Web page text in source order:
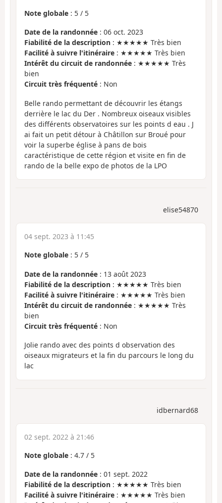
Note globale : 5 / 5
Date de la randonnée : 06 oct. 2023
Fiabilité de la description : ★★★★★ Très bien
Facilité à suivre l'itinéraire : ★★★★★ Très bien
Intérêt du circuit de randonnée : ★★★★★ Très
bien
Circuit très fréquenté : Non
Belle rando permettant de découvrir les étangs
derrière le lac du Der . Nombreux oiseaux visibles
des différents observatoires sur les points d eau . J
ai fait un petit détour à Châtillon sur Broué pour
voir la superbe église à pans de bois
caractéristique de cette région et visite en fin de
rando de la belle expo de photos de la LPO
elise54870
04 sept. 2023 à 11:45
Note globale : 5 / 5
Date de la randonnée : 13 août 2023
Fiabilité de la description : ★★★★★ Très bien
Facilité à suivre l'itinéraire : ★★★★★ Très bien
Intérêt du circuit de randonnée : ★★★★★ Très
bien
Circuit très fréquenté : Non
Jolie rando avec des points d observation des
oiseaux migrateurs et la fin du parcours le long du
lac
idbernard68
02 sept. 2022 à 21:46
Note globale : 4.7 / 5
Date de la randonnée : 01 sept. 2022
Fiabilité de la description : ★★★★★ Très bien
Facilité à suivre l'itinéraire : ★★★★★ Très bien